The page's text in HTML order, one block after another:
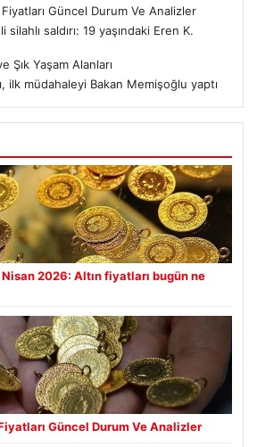
Güncel Durum Ve Analizler
saldırı: 19 yaşındaki Eren K.
Yaşam Alanları
ilk müdahaleyi Bakan Memişoğlu yaptı
2026: Altın fiyatları bugün ne
Güncel Durum Ve Analizler